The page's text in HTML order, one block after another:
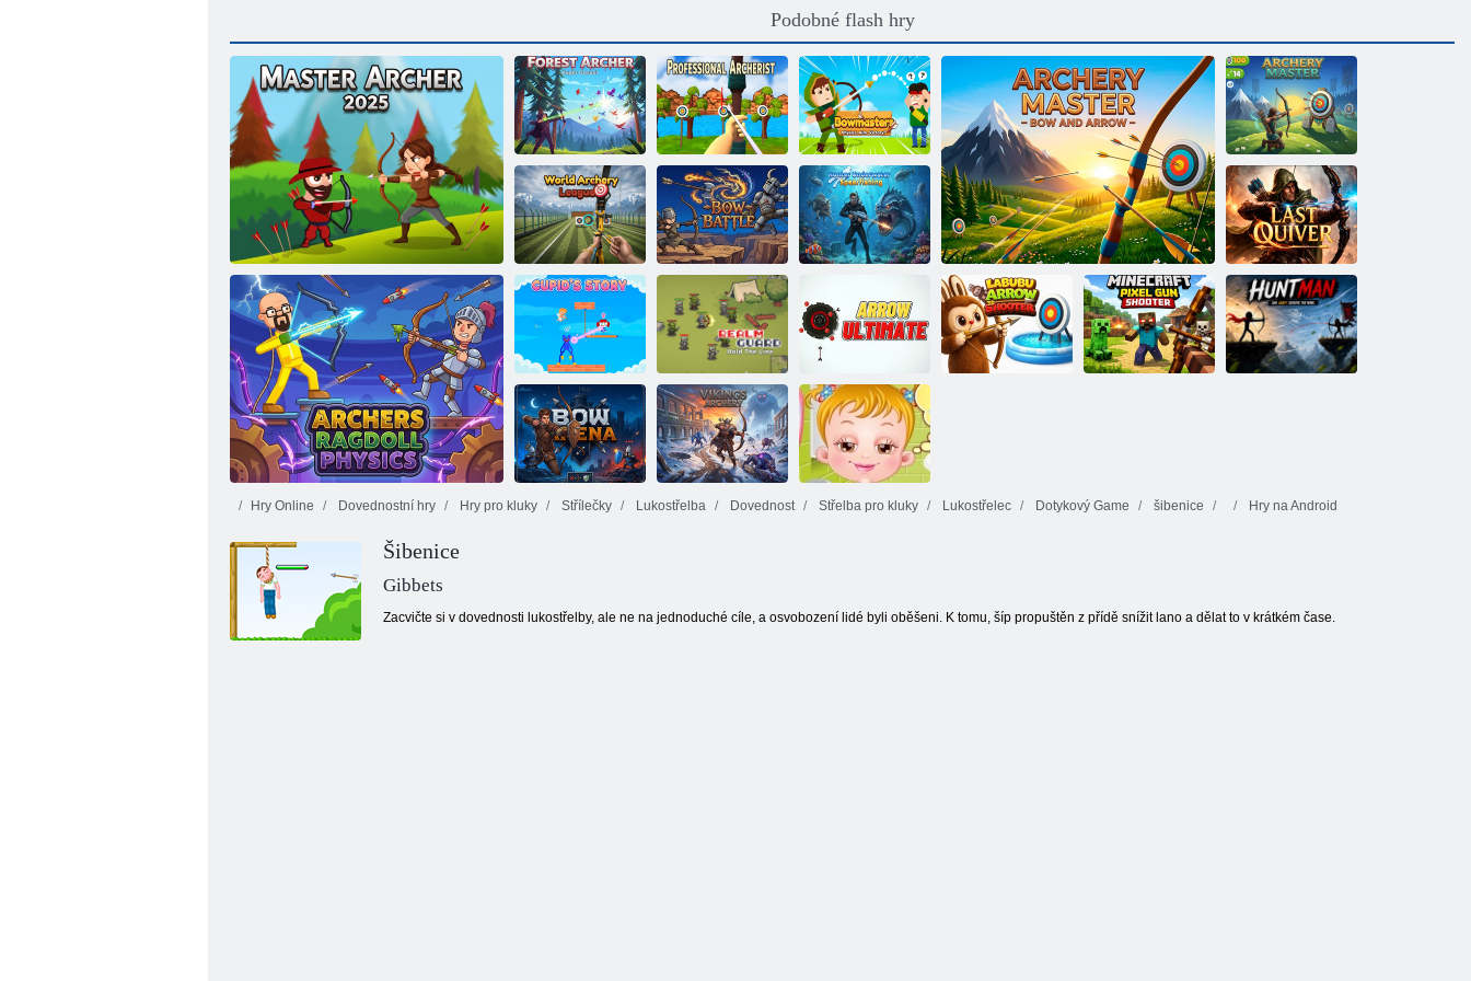
Podobné flash hry
Mistr lukostřelec 2025
Lesní lukostřelec
Profesionální
lukostřelec
Mistři luku
Mistr
lukostřelby
Světová
lukostřelecká
liga
Archer boj
Lovec, podvodní
podmořský
rybolov
Poslední toulec
Cupid's Tale:
The Love
Archer's Bow
Stráž království Poslední šíp
Hry Online Dovednostní hry Hry pro kluky Střílečky Lukostřelba Dovednost Střelba pro kluky Lukostřelec Dotykový Game šibenice Hry na Android
Šibenice
Gibbets
Zacvičte si v dovednosti lukostřelby, ale ne na jednoduché cíle, a osvobození lidé byli oběšeni. K tomu, šíp propuštěn z přídě snížit lano a dělat to v krátkém čase.